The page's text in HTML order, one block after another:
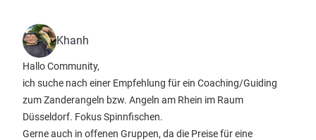
Khanh
Hallo Community,
ich suche nach einer Empfehlung für ein Coaching/Guiding
zum Zanderangeln bzw. Angeln am Rhein im Raum
Düsseldorf. Fokus Spinnfischen.
Gerne auch in offenen Gruppen, da die Preise für eine